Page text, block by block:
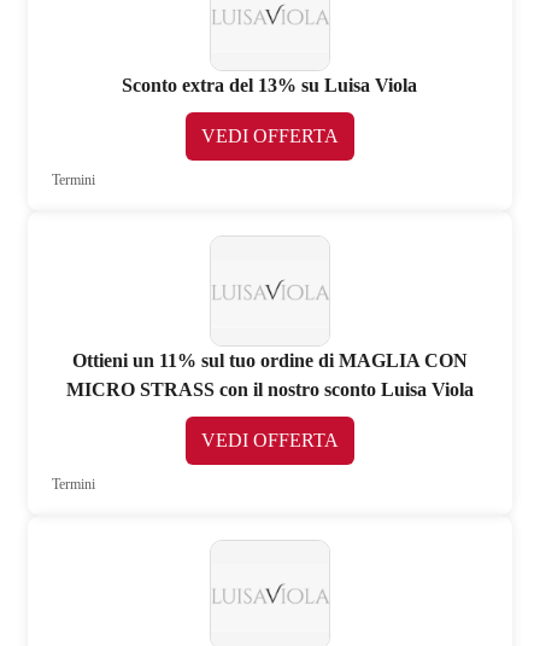
Sconto extra del 13% su Luisa Viola
VEDI OFFERTA
Termini
Ottieni un 11% sul tuo ordine di MAGLIA CON
MICRO STRASS con il nostro sconto Luisa Viola
VEDI OFFERTA
Termini